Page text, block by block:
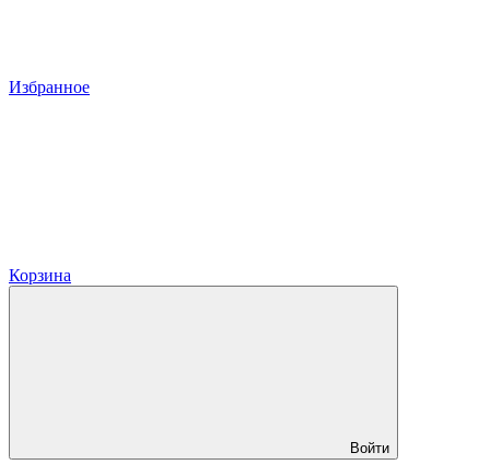
Избранное
Корзина
Войти